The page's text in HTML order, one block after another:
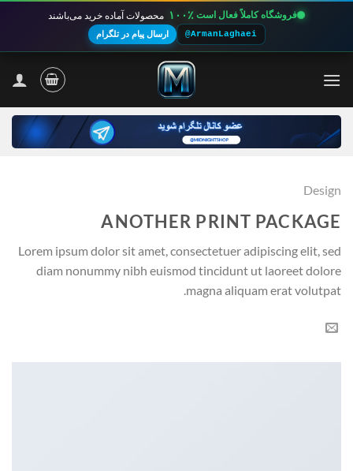
فروشگاه کاملاً فعال است ۱۰۰٪ محصولات آماده خرید می‌باشند
@ArmanLaghaei ارسال پیام در تلگرام
Design
ANOTHER PRINT PACKAGE
Lorem ipsum dolor sit amet, consectetuer adipiscing elit, sed
diam nonummy nibh euismod tincidunt ut laoreet dolore
magna aliquam erat volutpat.